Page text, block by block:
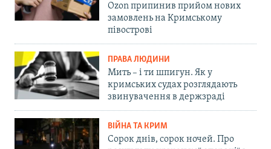
Ozon припинив прийом нових
замовлень на Кримському
півострові
ПРАВА ЛЮДИНИ
Мить – і ти шпигун. Як у
кримських судах розглядають
звинувачення в держзраді
ВІЙНА ТА КРИМ
Сорок днів, сорок ночей. Про